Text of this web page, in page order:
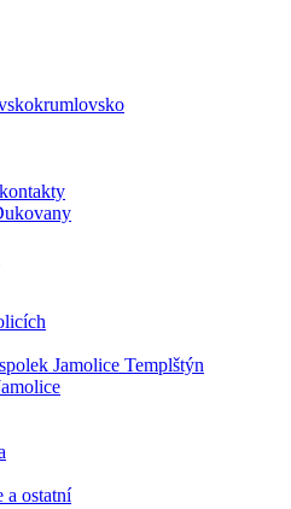
Jamolice Templštýn
a ostatní